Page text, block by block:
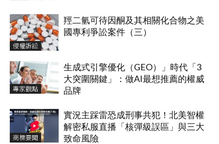
侵權訴訟
羥二氫可待因酮及其相關化合物之美
國專利爭訟案件（三）
專家觀點
生成式引擎優化（GEO）」時代「3
大突圍關鍵」：做AI最想推薦的權威
品牌
商標要聞
實況主踩雷恐成刑事共犯！北美智權
解密私服直播「核彈級誤區」與三大
致命風險